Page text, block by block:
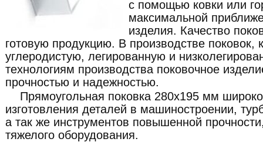
с помощью ковки или
максимальной
изделия. Качество
готовую продукцию. В производстве поковок,
углеродистую, легированную и
технологиям производства поковочное
прочностью и надежностью.
Прямоугольная поковка 280x195 мм
изготовления деталей в машиностроении,
а так же инструментов повышенной
тяжелого оборудования.